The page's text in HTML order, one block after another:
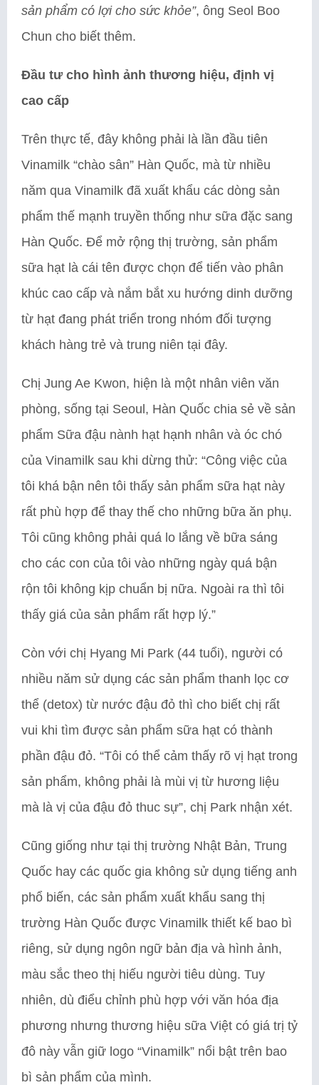
sản phẩm có lợi cho sức khỏe”, ông Seol Boo
Chun cho biết thêm.
Đầu tư cho hình ảnh thương hiệu, định vị
cao cấp
Trên thực tế, đây không phải là lần đầu tiên
Vinamilk “chào sân” Hàn Quốc, mà từ nhiều
năm qua Vinamilk đã xuất khẩu các dòng sản
phẩm thế mạnh truyền thống như sữa đặc sang
Hàn Quốc. Để mở rộng thị trường, sản phẩm
sữa hạt là cái tên được chọn để tiến vào phân
khúc cao cấp và nắm bắt xu hướng dinh dưỡng
từ hạt đang phát triển trong nhóm đối tượng
khách hàng trẻ và trung niên tại đây.
Chị Jung Ae Kwon, hiện là một nhân viên văn
phòng, sống tại Seoul, Hàn Quốc chia sẻ về sản
phẩm Sữa đậu nành hạt hạnh nhân và óc chó
của Vinamilk sau khi dừng thử: “Công việc của
tôi khá bận nên tôi thấy sản phẩm sữa hạt này
rất phù hợp để thay thế cho những bữa ăn phụ.
Tôi cũng không phải quá lo lắng về bữa sáng
cho các con của tôi vào những ngày quá bận
rộn tôi không kịp chuẩn bị nữa. Ngoài ra thì tôi
thấy giá của sản phẩm rất hợp lý.”
Còn với chị Hyang Mi Park (44 tuổi), người có
nhiều năm sử dụng các sản phẩm thanh lọc cơ
thể (detox) từ nước đậu đỏ thì cho biết chị rất
vui khi tìm được sản phẩm sữa hạt có thành
phần đậu đỏ. “Tôi có thể cảm thấy rõ vị hạt trong
sản phẩm, không phải là mùi vị từ hương liệu
mà là vị của đậu đỏ thuc sự”, chị Park nhận xét.
Cũng giống như tại thị trường Nhật Bản, Trung
Quốc hay các quốc gia không sử dụng tiếng anh
phổ biến, các sản phẩm xuất khẩu sang thị
trường Hàn Quốc được Vinamilk thiết kế bao bì
riêng, sử dụng ngôn ngữ bản địa và hình ảnh,
màu sắc theo thị hiếu người tiêu dùng. Tuy
nhiên, dù điểu chỉnh phù hợp với văn hóa địa
phương nhưng thương hiệu sữa Việt có giá trị tỷ
đô này vẫn giữ logo “Vinamilk” nổi bật trên bao
bì sản phẩm của mình.